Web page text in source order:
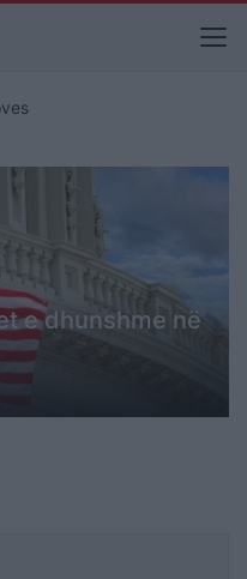
e dhunshme në